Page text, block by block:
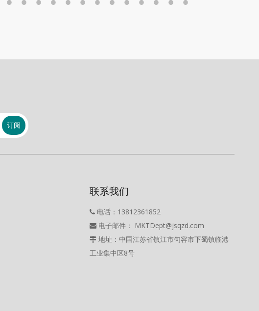
订阅
联系我们
电话：13812361852
电子邮件： MKTDept@jsqzd.com
地址：中国江苏省镇江市句容市下蜀镇临港
工业集中区8号